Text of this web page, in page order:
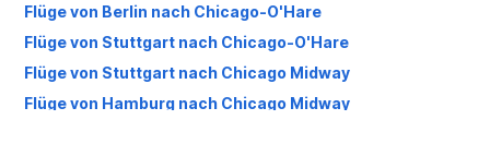
Flüge von Berlin nach Chicago-O'Hare
Flüge von Stuttgart nach Chicago-O'Hare
Flüge von Stuttgart nach Chicago Midway
Flüge von Hamburg nach Chicago Midway